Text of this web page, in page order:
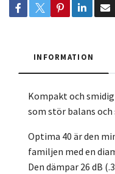
INFORMATION
Kompakt och
som stör balans
Optima 40 är den
familjen med en
Den dämpar 26 dB